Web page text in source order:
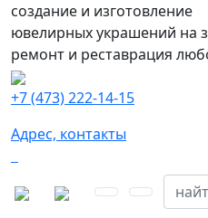
создание и изготовление
ювелирных украшений на
ремонт и реставрация
+7 (473) 222-14-15
Адрес, контакты